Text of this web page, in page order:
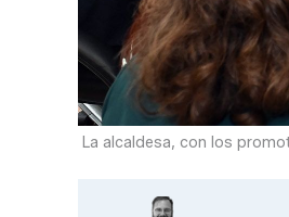
La alcaldesa, con los